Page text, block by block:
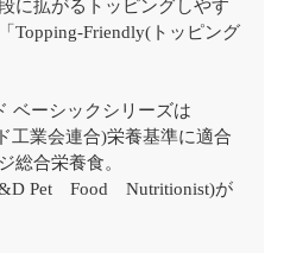
に拡がるトッピングしやす
Topping-Friendly(トッピング
ベーシックシリーズは
工業会連合)栄養基準に適合
総合栄養食。
Pet Food Nutritionist)が